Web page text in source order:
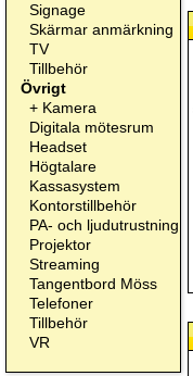
Signage
Skärmar anmärkning
TV
Tillbehör
Övrigt
+ Kamera
Digitala mötesrum
Headset
Högtalare
Kassasystem
Kontorstillbehör
PA- och ljudutrustning
Projektor
Streaming
Tangentbord Möss
Telefoner
Tillbehör
VR